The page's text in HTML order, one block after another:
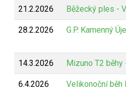
21.2.2026 Běžecký ples -
28.2.2026 G.P. Kamenný
14.3.2026 Mizuno T2 běhy
6.4.2026 Velikonoční běh